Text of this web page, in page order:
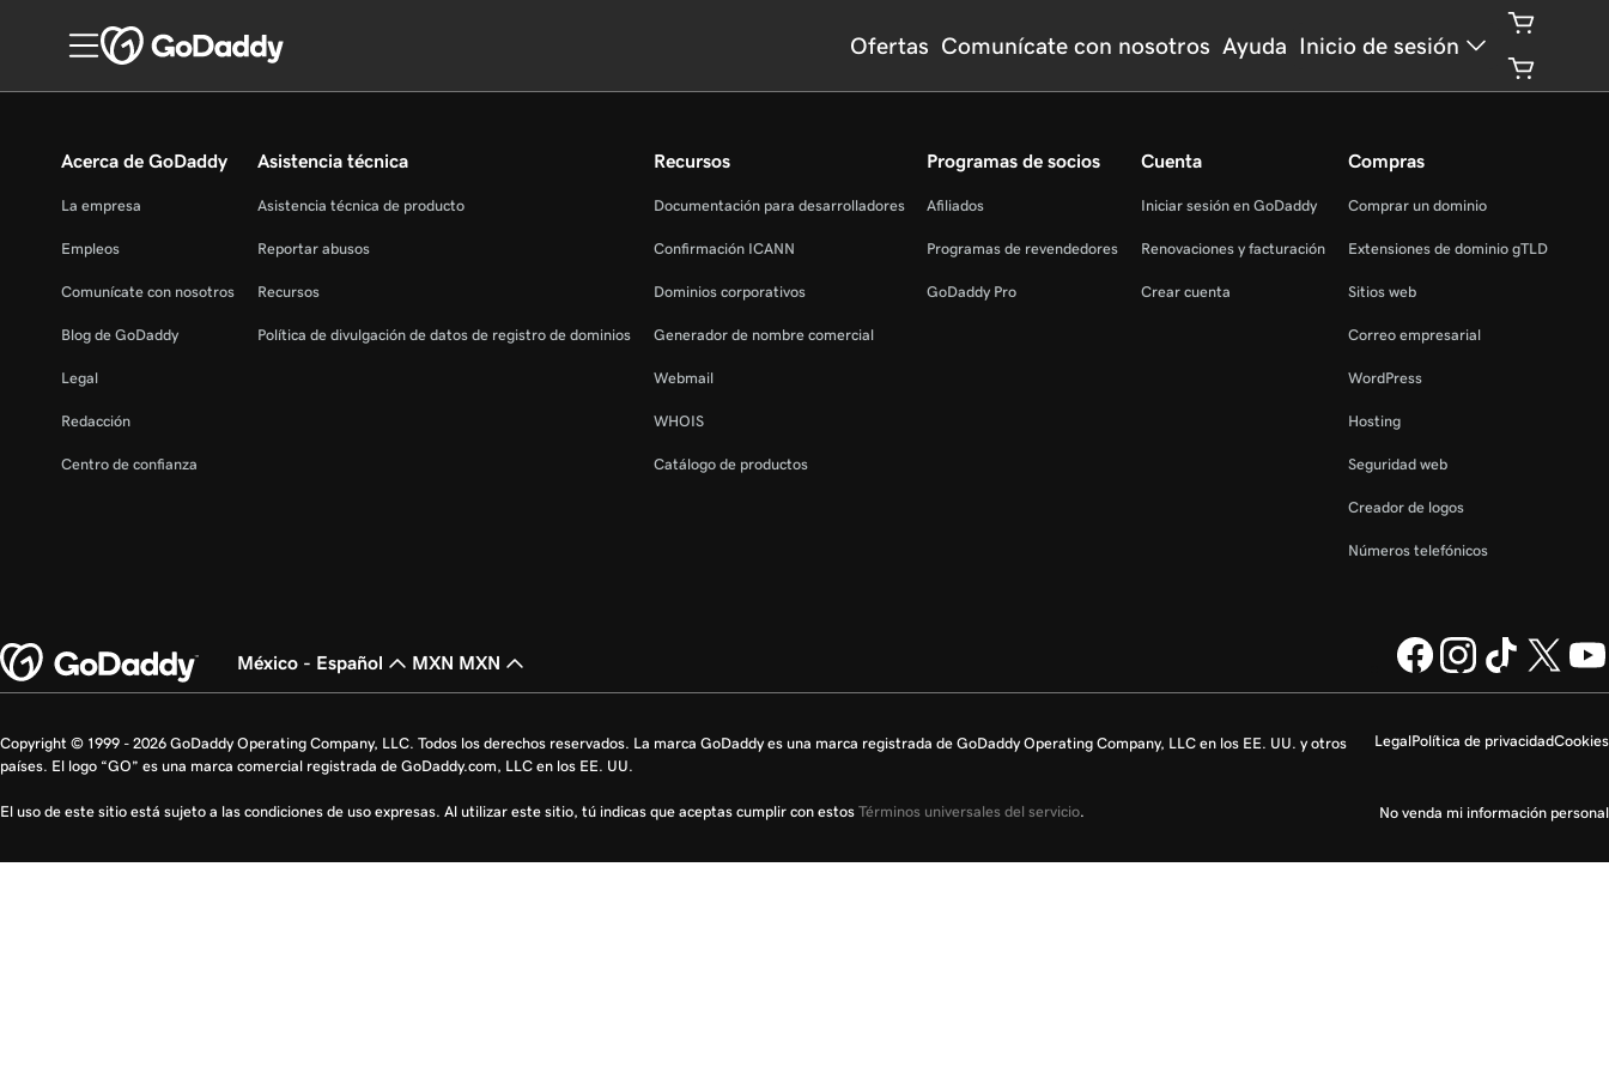
Ofertas Comunícate con nosotros Ayuda Inicio de sesión
Acerca de GoDaddy
La empresa
Empleos
Comunícate con nosotros
Blog de GoDaddy
Legal
Redacción
Centro de confianza
Asistencia técnica
Asistencia técnica de producto
Reportar abusos
Recursos
Política de divulgación de datos de registro de dominios
Recursos
Documentación para desarrolladores
Confirmación ICANN
Dominios corporativos
Generador de nombre comercial
Webmail
WHOIS
Catálogo de productos
Programas de socios
Afiliados
Programas de revendedores
GoDaddy Pro
Cuenta
Iniciar sesión en GoDaddy
Renovaciones y facturación
Crear cuenta
Compras
Comprar un dominio
Extensiones de dominio gTLD
Sitios web
Correo empresarial
WordPress
Hosting
Seguridad web
Creador de logos
Números telefónicos
México - Español MXN MXN
LegalPolítica de privacidadCookies
No venda mi información personal
Copyright © 1999 - 2026 GoDaddy Operating Company, LLC. Todos los derechos reservados. La marca GoDaddy es una marca registrada de GoDaddy Operating Company, LLC en los EE. UU. y otros
países. El logo “GO” es una marca comercial registrada de GoDaddy.com, LLC en los EE. UU.
El uso de este sitio está sujeto a las condiciones de uso expresas. Al utilizar este sitio, tú indicas que aceptas cumplir con estos Términos universales del servicio.